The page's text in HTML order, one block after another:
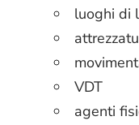
luoghi di
VDT
agenti